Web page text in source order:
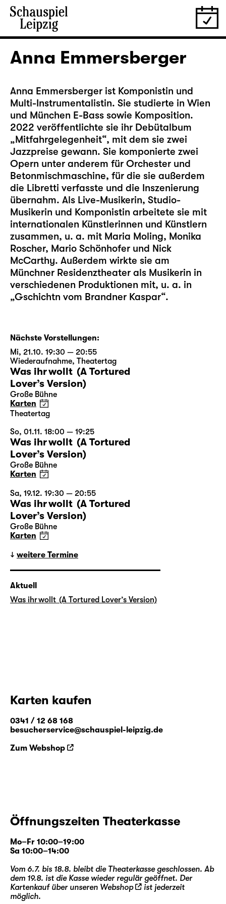
Anna Emmersberger
Anna Emmersberger ist Komponistin und
Multi-Instrumentalistin. Sie studierte in Wien
und München E-Bass sowie Komposition.
2022 veröffentlichte sie ihr Debütalbum
„Mitfahrgelegenheit“, mit dem sie zwei
Jazzpreise gewann. Sie komponierte zwei
Opern unter anderem für Orchester und
Betonmischmaschine, für die sie außerdem
die Libretti verfasste und die Inszenierung
übernahm. Als Live-Musikerin, Studio-
Musikerin und Komponistin arbeitete sie mit
internationalen Künstlerinnen und Künstlern
zusammen, u. a. mit Maria Moling, Monika
Roscher, Mario Schönhofer und Nick
McCarthy. Außerdem wirkte sie am
Münchner Residenztheater als Musikerin in
verschiedenen Produktionen mit, u. a. in
„Gschichtn vom Brandner Kaspar“.
Nächste Vorstellungen:
Mi, 21.10. 19:30 — 20:55
Wiederaufnahme, Theatertag
Was ihr wollt (A Tortured
Lover’s Version)
Große Bühne
Karten
Theatertag
So, 01.11. 18:00 — 19:25
Was ihr wollt (A Tortured
Lover’s Version)
Große Bühne
Karten
Sa, 19.12. 19:30 — 20:55
Was ihr wollt (A Tortured
Lover’s Version)
Große Bühne
Karten
weitere Termine
Aktuell
Was ihr wollt (A Tortured Lover’s Version)
Karten kaufen
0341 / 12 68 168
besucherservice@schauspiel-leipzig.de
Zum Webshop
Öffnungszeiten Theaterkasse
Mo–Fr 10:00–19:00
Sa 10:00–14:00
Vom 6.7. bis 18.8. bleibt die Theaterkasse geschlossen. Ab
dem 19.8. ist die Kasse wieder regulär geöffnet. Der
Kartenkauf über unseren Webshop
ist jederzeit
möglich.